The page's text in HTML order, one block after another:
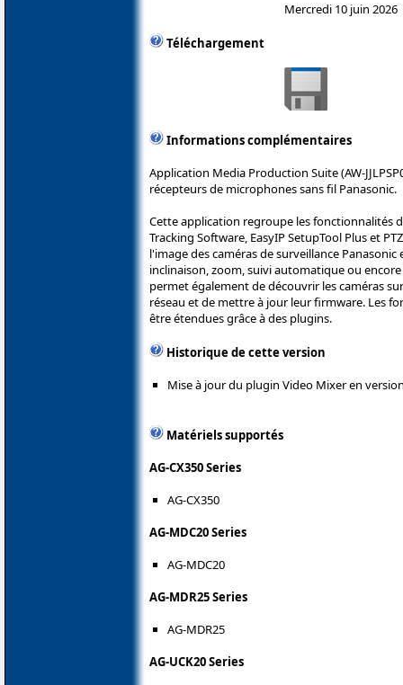
Mercredi 10 juin 2026
Téléchargement
Informations complémentaires
Application Media Production Suite (AW-
récepteurs de microphones sans fil Panasonic.
Cette application regroupe les fonctionnalités
Tracking Software, EasyIP SetupTool Plus et
l'image des caméras de surveillance
inclinaison, zoom, suivi automatique ou
permet également de découvrir les caméras
réseau et de mettre à jour leur firmware. Les
être étendues grâce à des plugins.
Historique de cette version
Mise à jour du plugin Video Mixer en version
Matériels supportés
AG-CX350 Series
AG-CX350
AG-MDC20 Series
AG-MDC20
AG-MDR25 Series
AG-MDR25
AG-UCK20 Series